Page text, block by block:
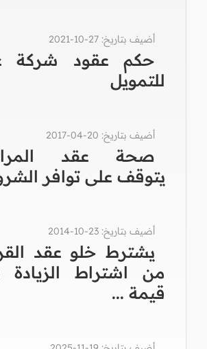
أضيف بتاريخ: 27-10-2021
حكم عقود شركة
للتمويل
أضيف بتاريخ: 20-04-2017
صحة عقد
يتوقف على توافر
أضيف بتاريخ: 23-10-2014
يشترط خلو عقد
من اشتراط الزيادة
قيمة ...